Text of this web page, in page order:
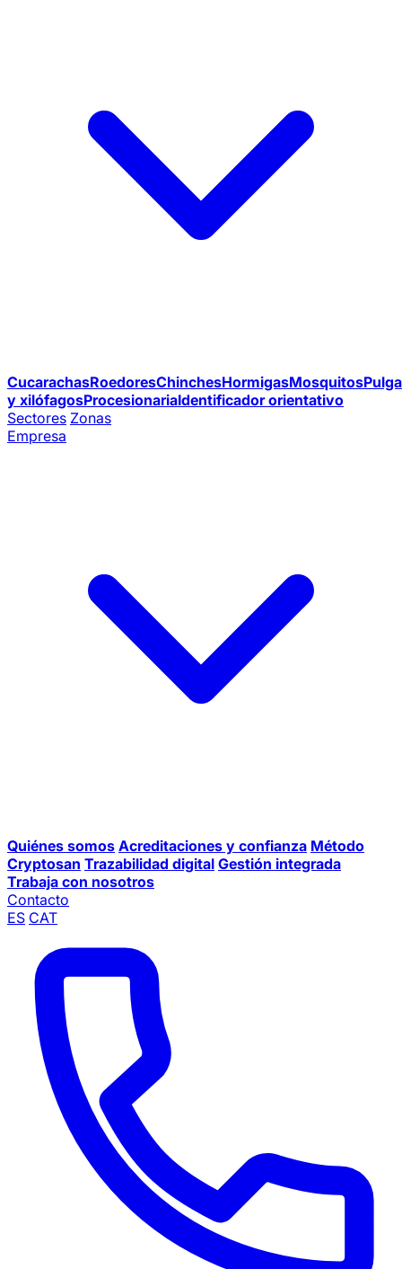
CucarachasRoedoresChinchesHormigasMosquitos
y xilófagosProcesionariaIdentificador orientativo
Sectores Zonas
Empresa
Quiénes somos Acreditaciones y confianza Método
Cryptosan Trazabilidad digital Gestión integrada
Trabaja con nosotros
Contacto
ES CAT